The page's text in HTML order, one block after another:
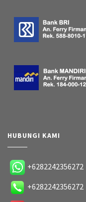
HUBUNGI KAMI
+6282242356272
+6282242356272